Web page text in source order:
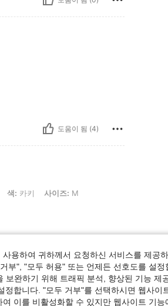
도움이 됨 (4)
: M색: 카키 사이즈: M
도움이 됨 (0)
용하여 귀하께서 요청하신 서비스를 제공
부", "모두 허용" 또는 언제든 선호도를 설정
보완하기 위해 트래픽 분석, 향상된 기능 제
정합니다. "모두 거부"를 선택하시면 웹사이
이를 비활성화할 수 있지만 웹사이트 기능